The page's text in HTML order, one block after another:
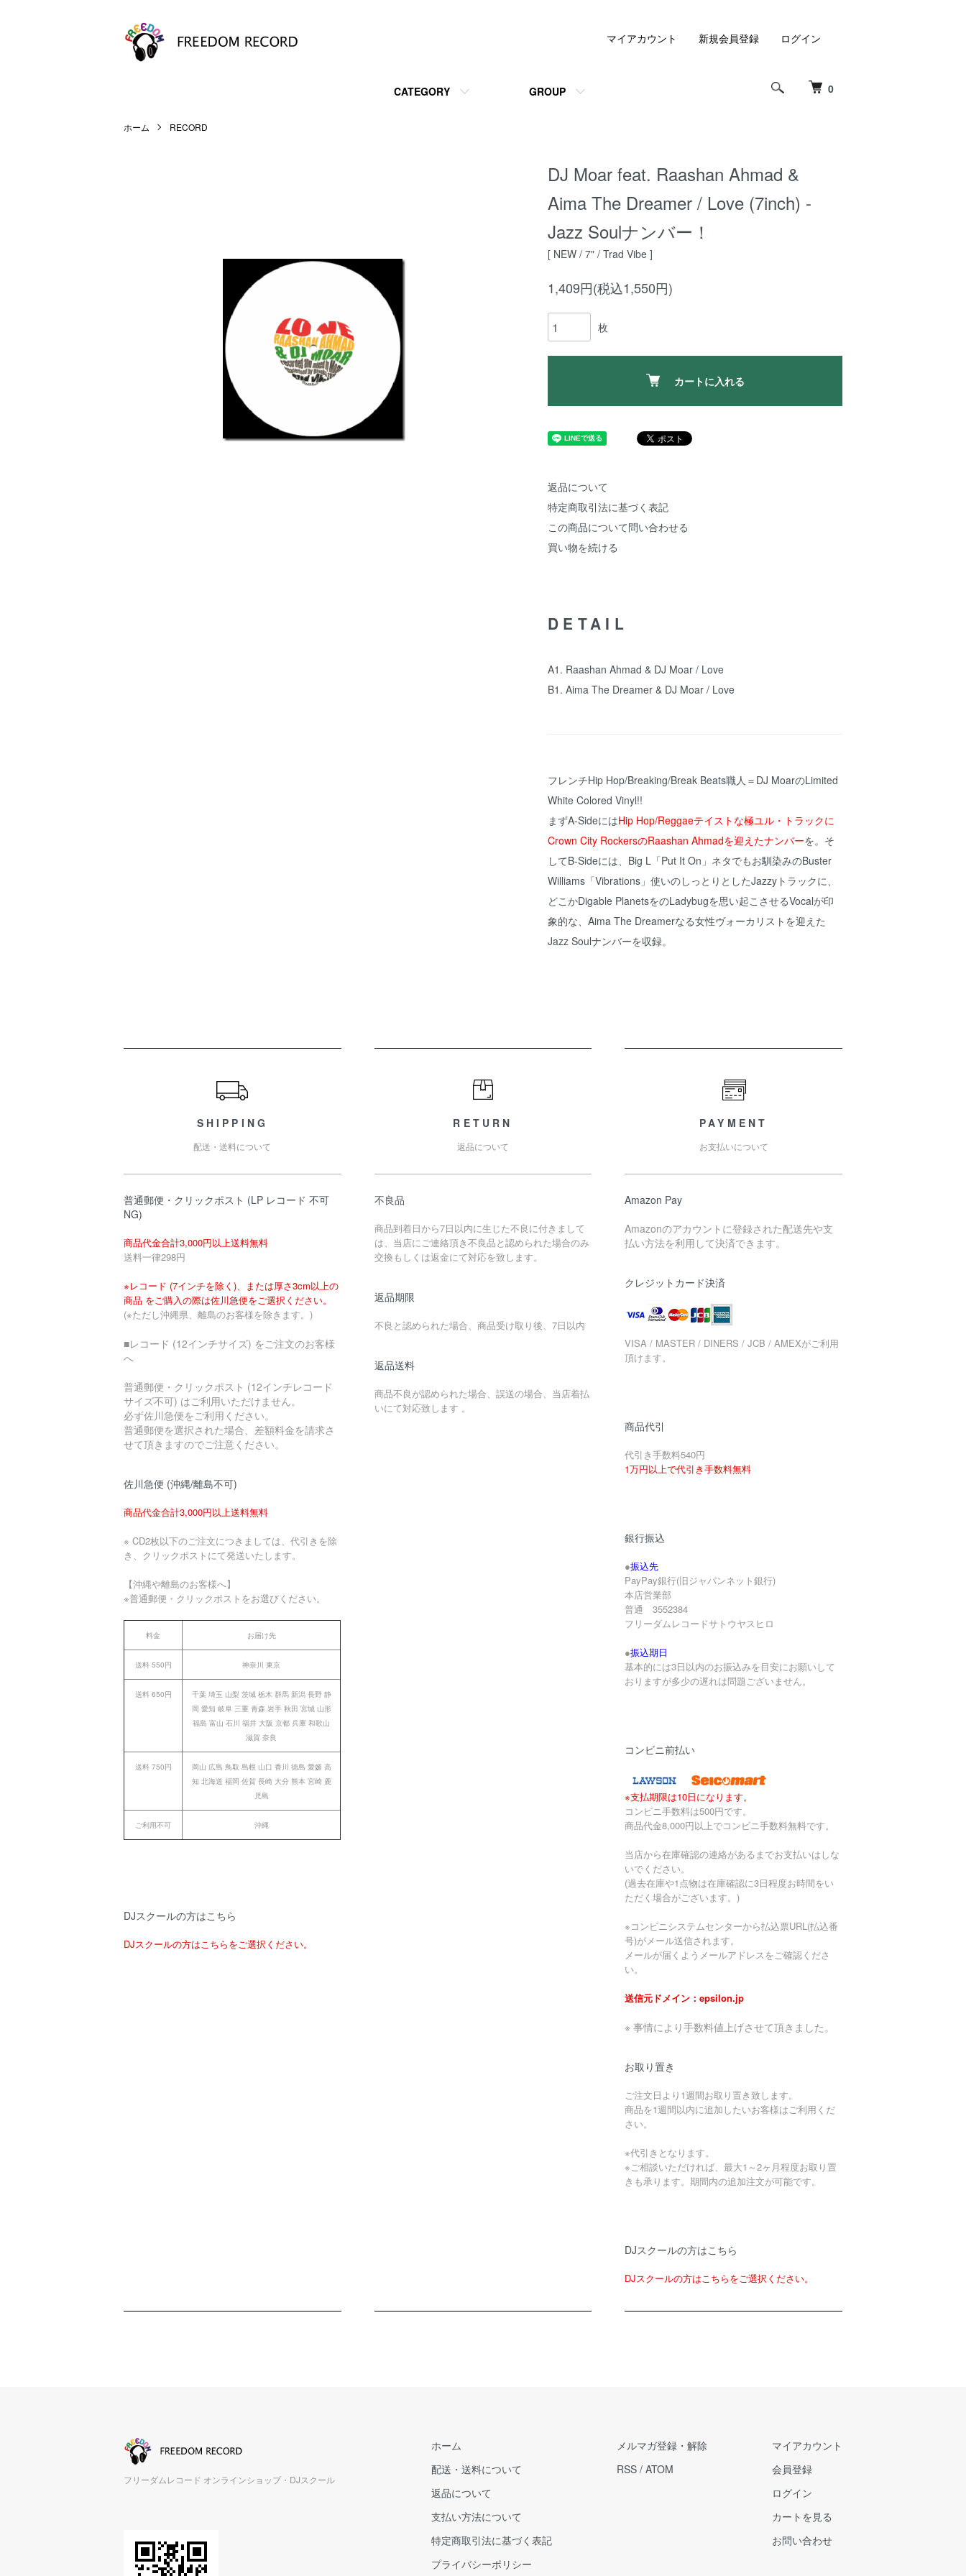
0
CATEGORY GROUP
マイアカウント 新規会員登録 ログイン
ホーム RECORD
DJ Moar feat. Raashan Ahmad &
Aima The Dreamer / Love (7inch) -
Jazz Soulナンバー！
[ NEW / 7" / Trad Vibe ]
1,409円(税込1,550円)
枚
カートに入れる
返品について
特定商取引法に基づく表記
この商品について問い合わせる
買い物を続ける
DETAIL
A1. Raashan Ahmad & DJ Moar / Love
B1. Aima The Dreamer & DJ Moar / Love
フレンチHip Hop/Breaking/Break Beats職人＝DJ MoarのLimited
White Colored Vinyl!!
まずA-SideにはHip Hop/Reggaeテイストな極ユル・トラックに
Crown City RockersのRaashan Ahmadを迎えたナンバーを。そ
してB-Sideには、Big L「Put It On」ネタでもお馴染みのBuster
Williams「Vibrations」使いのしっとりとしたJazzyトラックに、
どこかDigable PlanetsをのLadybugを思い起こさせるVocalが印
象的な、Aima The Dreamerなる女性ヴォーカリストを迎えた
Jazz Soulナンバーを収録。
SHIPPING
配送・送料について
普通郵便・クリックポスト (LP レコード 不可
NG)
商品代金合計3,000円以上送料無料
送料一律298円
※レコード (7インチを除く)、または厚さ3cm以上の
商品 をご購入の際は佐川急便をご選択ください。
(※ただし沖縄県、離島のお客様を除きます。)
■レコード (12インチサイズ) をご注文のお客様
へ
普通郵便・クリックポスト (12インチレコード
サイズ不可) はご利用いただけません。
必ず佐川急便をご利用ください。
普通郵便を選択された場合、差額料金を請求さ
せて頂きますのでご注意ください。
佐川急便 (沖縄/離島不可)
商品代金合計3,000円以上送料無料
※ CD2枚以下のご注文につきましては、代引きを除
き、クリックポストにて発送いたします。
【沖縄や離島のお客様へ】
※普通郵便・クリックポストをお選びください。
料金 お届け先
送料 550円 神奈川 東京
送料 650円
千葉 埼玉 山梨 茨城 栃木 群馬 新潟 長野 静
岡 愛知 岐阜 三重 青森 岩手 秋田 宮城 山形
福島 富山 石川 福井 大阪 京都 兵庫 和歌山
滋賀 奈良
送料 750円
岡山 広島 鳥取 島根 山口 香川 徳島 愛媛 高
知 北海道 福岡 佐賀 長崎 大分 熊本 宮崎 鹿
児島
ご利用不可 沖縄
DJスクールの方はこちら
DJスクールの方はこちらをご選択ください。
RETURN
返品について
不良品
商品到着日から7日以内に生じた不良に付きまして
は、当店にご連絡頂き不良品と認められた場合のみ
交換もしくは返金にて対応を致します。
返品期限
不良と認められた場合、商品受け取り後、7日以内
返品送料
商品不良が認められた場合、誤送の場合、当店着払
いにて対応致します 。
PAYMENT
お支払いについて
Amazon Pay
Amazonのアカウントに登録された配送先や支
払い方法を利用して決済できます。
クレジットカード決済
VISA / MASTER / DINERS / JCB / AMEXがご利用
頂けます。
商品代引
代引き手数料540円
1万円以上で代引き手数料無料
銀行振込
●振込先
PayPay銀行(旧ジャパンネット銀行)
本店営業部
普通 3552384
フリーダムレコードサトウヤスヒロ
●振込期日
基本的には3日以内のお振込みを目安にお願いして
おりますが多少の遅れは問題ございません。
コンビニ前払い
※支払期限は10日になります。
コンビニ手数料は500円です。
商品代金8,000円以上でコンビニ手数料無料です。
当店から在庫確認の連絡があるまでお支払いはしな
いでください。
(過去在庫や1点物は在庫確認に3日程度お時間をい
ただく場合がございます。)
※コンビニシステムセンターから払込票URL(払込番
号)がメール送信されます。
メールが届くようメールアドレスをご確認くださ
い。
送信元ドメイン：epsilon.jp
※ 事情により手数料値上げさせて頂きました。
お取り置き
ご注文日より1週間お取り置き致します。
商品を1週間以内に追加したいお客様はご利用くだ
さい。
※代引きとなります。
※ご相談いただければ、最大1～2ヶ月程度お取り置
きも承ります。期間内の追加注文が可能です。
DJスクールの方はこちら
DJスクールの方はこちらをご選択ください。
フリーダムレコード オンラインショップ・DJスクール
ホーム
配送・送料について
返品について
支払い方法について
特定商取引法に基づく表記
プライバシーポリシー
メルマガ登録・解除
RSS / ATOM
マイアカウント
会員登録
ログイン
カートを見る
お問い合わせ